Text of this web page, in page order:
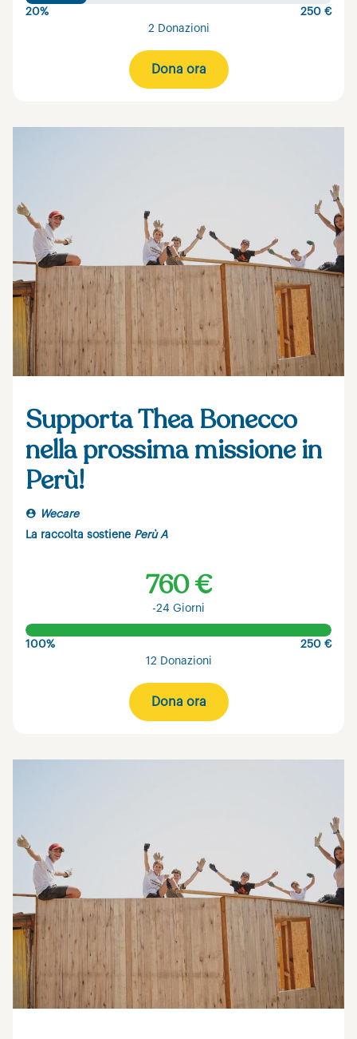
20%
250 €
2 Donazioni
Dona ora
Supporta Thea Bonecco
nella prossima missione in
Perù!
Wecare
La raccolta sostiene Perù A
760 €
-24 Giorni
100%
250 €
12 Donazioni
Dona ora